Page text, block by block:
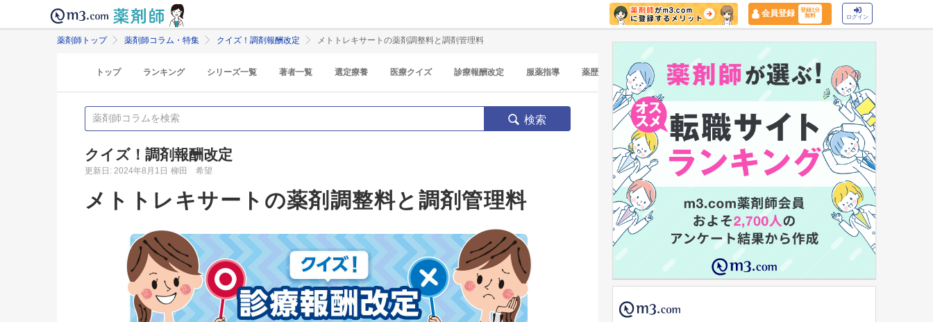
会員登録
登録1分
無料
ログイン
薬剤師トップ 薬剤師コラム・特集 クイズ！調剤報酬改定 メトトレキサートの薬剤調整料と調剤管理料
トップ ランキング シリーズ一覧 著者一覧 選定療養 医療クイズ 診療報酬改定 服薬指導 薬歴 マイナ保険証
検索
クイズ！調剤報酬改定
更新日: 2024年8月1日 柳田 希望
メトトレキサートの薬剤調整料と調剤管理料